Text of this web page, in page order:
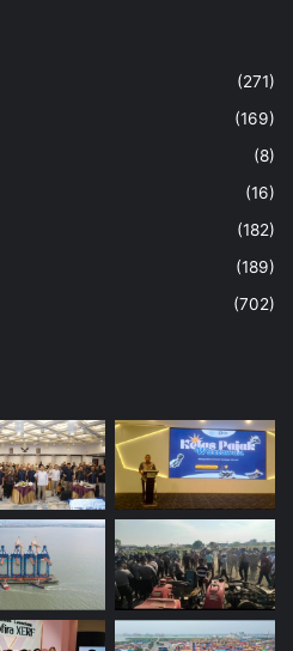
(271)
(169)
(8)
(16)
(182)
(189)
(702)